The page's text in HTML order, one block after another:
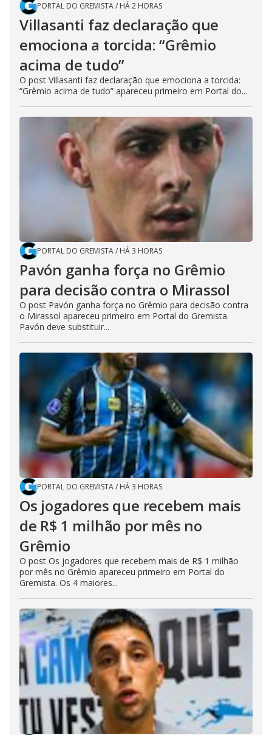
PORTAL DO GREMISTA/ HÁ 2 HORAS
Villasanti faz declaração que
emociona a torcida: “Grêmio
acima de tudo”
O post Villasanti faz declaração que emociona a torcida:
“Grêmio acima de tudo” apareceu primeiro em Portal do...
PORTAL DO GREMISTA/ HÁ 3 HORAS
Pavón ganha força no Grêmio
para decisão contra o Mirassol
O post Pavón ganha força no Grêmio para decisão contra
o Mirassol apareceu primeiro em Portal do Gremista.
Pavón deve substituir...
PORTAL DO GREMISTA/ HÁ 3 HORAS
Os jogadores que recebem mais
de R$ 1 milhão por mês no
Grêmio
O post Os jogadores que recebem mais de R$ 1 milhão
por mês no Grêmio apareceu primeiro em Portal do
Gremista. Os 4 maiores...